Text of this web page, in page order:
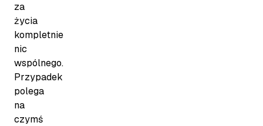
za
życia
kompletnie
nic
wspólnego.
Przypadek
polega
na
czymś